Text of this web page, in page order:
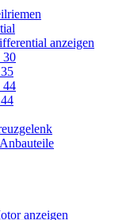
anzeigen
30
44
anzeigen